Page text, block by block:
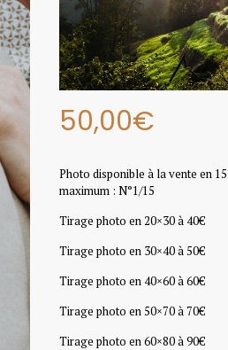
50,00€
Photo disponible à la vente en
maximum : N°1/15
Tirage photo en 20×30 à 40€
Tirage photo en 30×40 à 50€
Tirage photo en 40×60 à 60€
Tirage photo en 50×70 à 70€
Tirage photo en 60×80 à 90€